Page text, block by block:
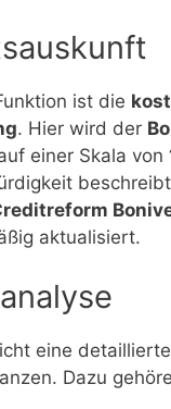
ist die
. Hier wird der
einer Skala von
aktualisiert.
eine
Dazu